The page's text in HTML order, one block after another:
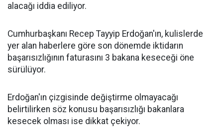
alacağı iddia ediliyor.
Cumhurbaşkanı Recep Tayyip Erdoğan'ın, kulislerde
yer alan haberlere göre son dönemde iktidarın
başarısızlığının faturasını 3 bakana keseceği öne
sürülüyor.
Erdoğan'ın çizgisinde değiştirme olmayacağı
belirtilirken söz konusu başarısızlığı bakanlara
kesecek olması ise dikkat çekiyor.